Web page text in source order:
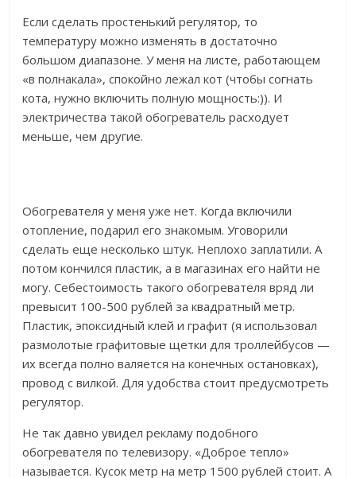
Если сделать простенький регулятор, то
температуру можно изменять в достаточно
большом диапазоне. У меня на листе, работающем
«в полнакала», спокойно лежал кот (чтобы согнать
кота, нужно включить полную мощность:)). И
электричества такой обогреватель расходует
меньше, чем другие.
Обогревателя у меня уже нет. Когда включили
отопление, подарил его знакомым. Уговорили
сделать еще несколько штук. Неплохо заплатили. А
потом кончился пластик, а в магазинах его найти не
могу. Себестоимость такого обогревателя вряд ли
превысит 100-500 рублей за квадратный метр.
Пластик, эпоксидный клей и графит (я использовал
размолотые графитовые щетки для троллейбусов —
их всегда полно валяется на конечных остановках),
провод с вилкой. Для удобства стоит предусмотреть
регулятор.
Не так давно увидел рекламу подобного
обогревателя по телевизору. «Доброе тепло»
называется. Кусок метр на метр 1500 рублей стоит. А